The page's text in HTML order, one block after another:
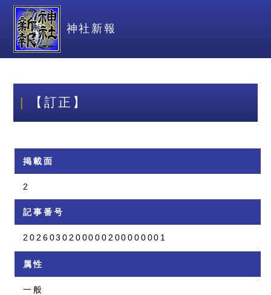
神社新報
【訂正】
掲載面
2
記事番号
2026030200000200000001
属性
一般